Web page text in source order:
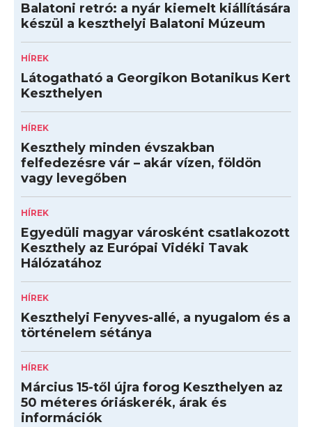
Balatoni retró: a nyár kiemelt kiállítására
készül a keszthelyi Balatoni Múzeum
HÍREK
Látogatható a Georgikon Botanikus Kert
Keszthelyen
HÍREK
Keszthely minden évszakban
felfedezésre vár – akár vízen, földön
vagy levegőben
HÍREK
Egyedüli magyar városként csatlakozott
Keszthely az Európai Vidéki Tavak
Hálózatához
HÍREK
Keszthelyi Fenyves-allé, a nyugalom és a
történelem sétánya
HÍREK
Március 15-től újra forog Keszthelyen az
50 méteres óriáskerék, árak és
információk